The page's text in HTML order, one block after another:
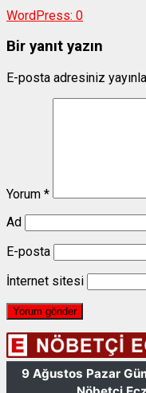
WordPress: 0
Bir yanıt yazın
E-posta adresiniz
Yorum *
Ad
E-posta
İnternet sitesi